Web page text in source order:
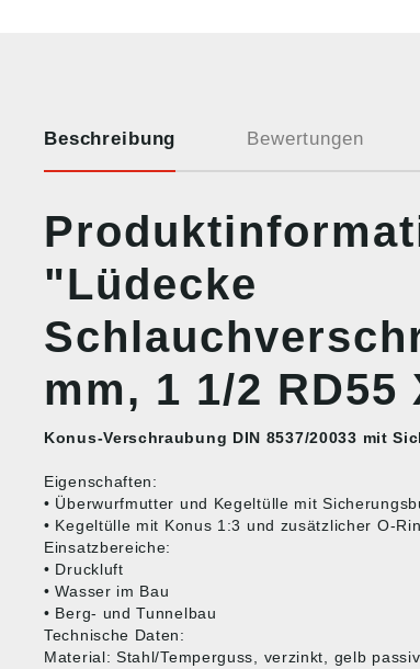
Beschreibung Bewertungen
"Lüdecke
mm, 1 1/2 RD55
Konus-Verschraubung DIN 8537/20033 mit
Eigenschaften:
• Überwurfmutter und Kegeltülle mit
• Kegeltülle mit Konus 1:3 und zusätzlicher O-
Einsatzbereiche:
• Druckluft
• Wasser im Bau
• Berg- und Tunnelbau
Technische Daten:
Material: Stahl/Temperguss, verzinkt, gelb